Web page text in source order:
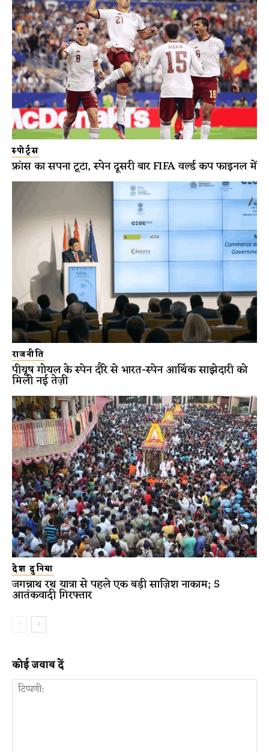
स्पोर्ट्स
फ्रांस का सपना टूटा, स्पेन दूसरी बार FIFA वर्ल्ड कप फाइनल में
राजनीति
पीयूष गोयल के स्पेन दौरे से भारत-स्पेन आर्थिक साझेदारी को
मिली नई तेज़ी
देश दुनिया
जगन्नाथ रथ यात्रा से पहले एक बड़ी साज़िश नाकाम; 5
आतंकवादी गिरफ्तार
कोई जवाब दें